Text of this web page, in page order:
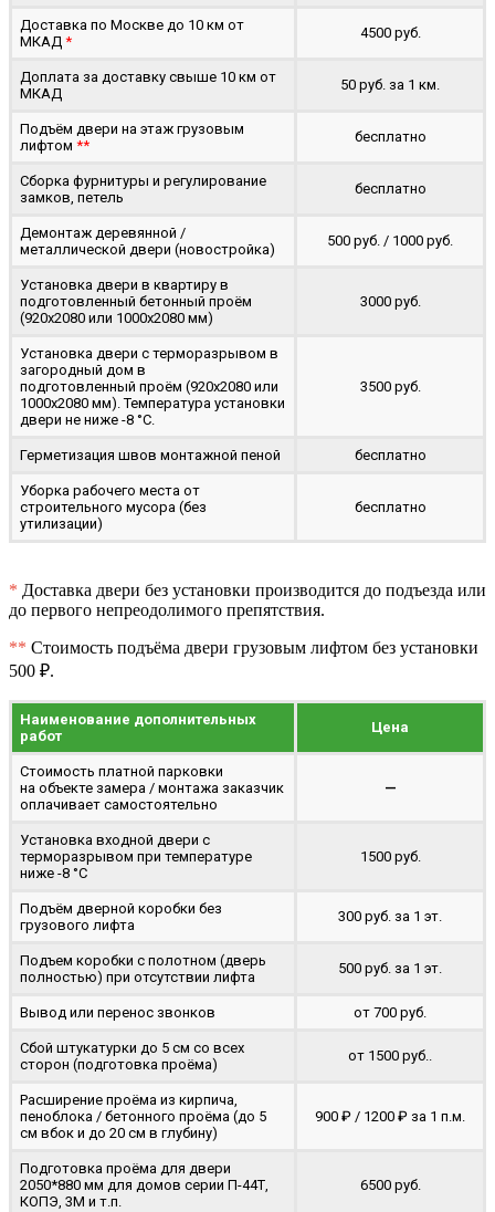
Доставка по Москве до 10 км от
МКАД *
4500 руб.
Доплата за доставку свыше 10 км от
МКАД
50 руб. за 1 км.
Подъём двери на этаж грузовым
лифтом **
бесплатно
Сборка фурнитуры и регулирование
замков, петель
бесплатно
Демонтаж деревянной /
металлической двери (новостройка)
500 руб. / 1000 руб.
Установка двери в квартиру в
подготовленный бетонный проём
(920x2080 или 1000x2080 мм)
3000 руб.
Установка двери с терморазрывом в
загородный дом в
подготовленный проём (920x2080 или
1000x2080 мм). Температура установки
двери не ниже -8 °C.
3500 руб.
Герметизация швов монтажной пеной бесплатно
Уборка рабочего места от
строительного мусора (без
утилизации)
бесплатно
* Доставка двери без установки производится до подъезда или
до первого непреодолимого препятствия.
** Стоимость подъёма двери грузовым лифтом без установки
500 ₽.
Наименование дополнительных
работ
Цена
Стоимость платной парковки
на объекте замера / монтажа заказчик
оплачивает самостоятельно
—
Установка входной двери с
терморазрывом при температуре
ниже -8 °C
1500 руб.
Подъём дверной коробки без
грузового лифта
300 руб. за 1 эт.
Подъем коробки с полотном (дверь
полностью) при отсутствии лифта
500 руб. за 1 эт.
Вывод или перенос звонков от 700 руб.
Сбой штукатурки до 5 см со всех
сторон (подготовка проёма)
от 1500 руб..
Расширение проёма из кирпича,
пеноблока / бетонного проёма (до 5
cм вбок и до 20 см в глубину)
900 ₽ / 1200 ₽ за 1 п.м.
Подготовка проёма для двери
2050*880 мм для домов серии П-44Т,
КОПЭ, 3М и т.п.
6500 руб.